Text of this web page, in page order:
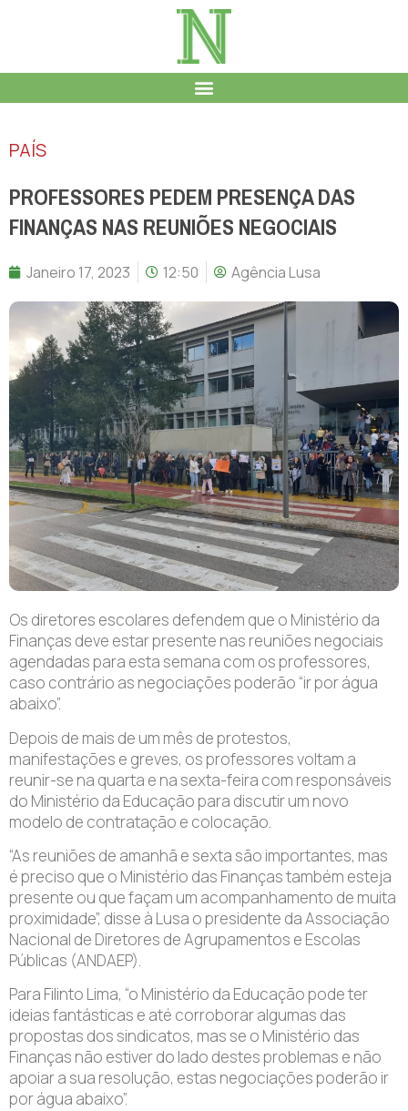
PAÍS
PROFESSORES PEDEM PRESENÇA DAS
FINANÇAS NAS REUNIÕES NEGOCIAIS
Janeiro 17, 2023 12:50 Agência Lusa
Os diretores escolares defendem que o Ministério da
Finanças deve estar presente nas reuniões negociais
agendadas para esta semana com os professores,
caso contrário as negociações poderão “ir por água
abaixo”.
Depois de mais de um mês de protestos,
manifestações e greves, os professores voltam a
reunir-se na quarta e na sexta-feira com responsáveis
do Ministério da Educação para discutir um novo
modelo de contratação e colocação.
“As reuniões de amanhã e sexta são importantes, mas
é preciso que o Ministério das Finanças também esteja
presente ou que façam um acompanhamento de muita
proximidade”, disse à Lusa o presidente da Associação
Nacional de Diretores de Agrupamentos e Escolas
Públicas (ANDAEP).
Para Filinto Lima, “o Ministério da Educação pode ter
ideias fantásticas e até corroborar algumas das
propostas dos sindicatos, mas se o Ministério das
Finanças não estiver do lado destes problemas e não
apoiar a sua resolução, estas negociações poderão ir
por água abaixo”.